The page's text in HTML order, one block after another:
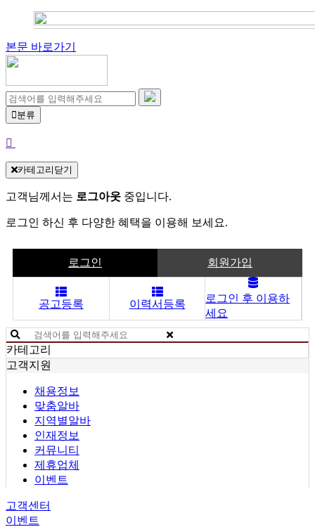
본문 바로가기
분류
카테고리닫기
고객님께서는 로그아웃 중입니다.
로그인 하신 후 다양한 혜택을 이용해 보세요.
로그인 회원가입
공고등록 이력서등록
로그인 후 이용하
세요
카테고리
고객지원
채용정보
맞춤알바
지역별알바
인재정보
커뮤니티
제휴업체
이벤트
고객센터
이벤트